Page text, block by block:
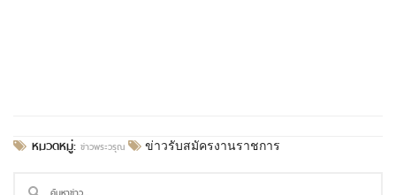
หมวดหมู่: ข่าวพระวรุณ ข่าวรับสมัครงานราชการ